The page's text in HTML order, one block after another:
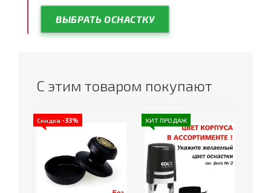
ВЫБРАТЬ ОСНАСТКУ
С этим товаром покупают
Скидка -33% ХИТ ПРОДАЖ